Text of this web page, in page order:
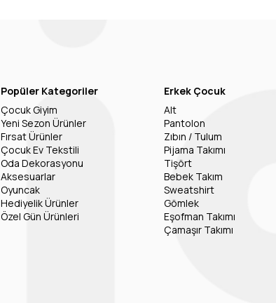
Popüler Kategoriler
Çocuk Giyim
Yeni Sezon Ürünler
Fırsat Ürünler
Çocuk Ev Tekstili
Oda Dekorasyonu
Aksesuarlar
Oyuncak
Hediyelik Ürünler
Özel Gün Ürünleri
Erkek Çocuk
Alt
Pantolon
Zıbın / Tulum
Pijama Takımı
Tişört
Bebek Takım
Sweatshirt
Gömlek
Eşofman Takımı
Çamaşır Takımı